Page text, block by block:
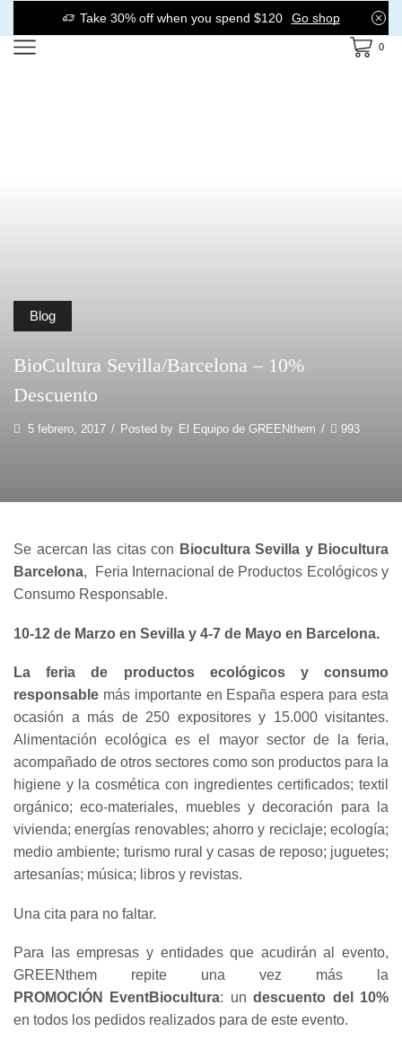
Take 30% off when you spend $120 Go shop
0
Blog
BioCultura Sevilla/Barcelona – 10%
Descuento
5 febrero, 2017 / Posted by El Equipo de GREENthem / 993
Se acercan las citas con Biocultura Sevilla y Biocultura
Barcelona, Feria Internacional de Productos Ecológicos y
Consumo Responsable.
10-12 de Marzo en Sevilla y 4-7 de Mayo en Barcelona.
La feria de productos ecológicos y consumo
responsable más importante en España espera para esta
ocasión a más de 250 expositores y 15.000 visitantes.
Alimentación ecológica es el mayor sector de la feria,
acompañado de otros sectores como son productos para la
higiene y la cosmética con ingredientes certificados; textil
orgánico; eco-materiales, muebles y decoración para la
vivienda; energías renovables; ahorro y reciclaje; ecología;
medio ambiente; turismo rural y casas de reposo; juguetes;
artesanías; música; libros y revistas.
Una cita para no faltar.
Para las empresas y entidades que acudirán al evento,
GREENthem repite una vez más la
PROMOCIÓN EventBiocultura: undescuento del 10%
en todos los pedidos realizados para de este evento.